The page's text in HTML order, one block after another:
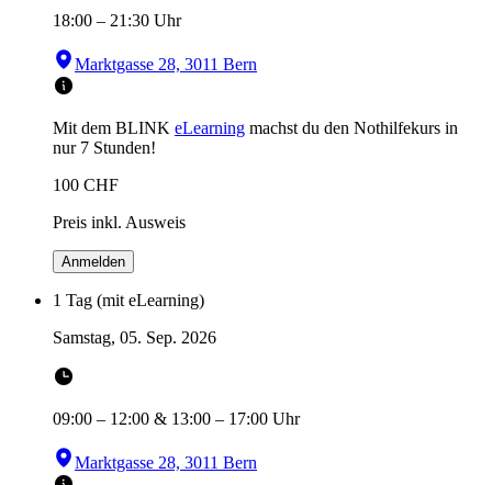
18:00 – 21:30 Uhr
Marktgasse 28, 3011 Bern
Mit dem BLINK eLearning machst du den Nothilfekurs in
nur 7 Stunden!
100 CHF
Preis inkl. Ausweis
Anmelden
1 Tag (mit eLearning)
Samstag, 05. Sep. 2026
09:00 – 12:00 & 13:00 – 17:00 Uhr
Marktgasse 28, 3011 Bern